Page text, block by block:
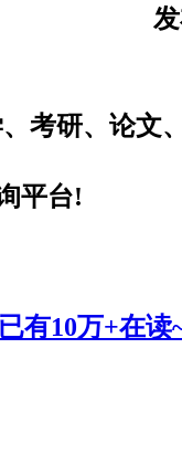
发
考研、论
平台!
有10万+在